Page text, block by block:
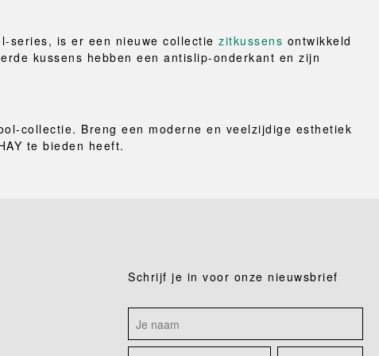
series, is er een nieuwe collectie zitkussens ontwikkeld
kussens hebben een antislip-onderkant en zijn
collectie. Breng een moderne en veelzijdige esthetiek
te bieden heeft.
Schrijf je in voor onze nieuwsbrief